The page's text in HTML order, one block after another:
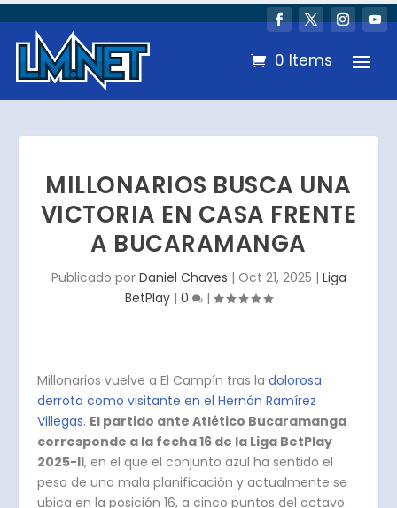
0 Items
MILLONARIOS BUSCA UNA
VICTORIA EN CASA FRENTE
A BUCARAMANGA
Publicado por Daniel Chaves | Oct 21, 2025 | Liga
BetPlay | 0 |
Millonarios vuelve a El Campín tras ladolorosa
derrota como visitante en el Hernán Ramírez
Villegas. El partido ante Atlético Bucaramanga
corresponde a la fecha 16 de la Liga BetPlay
2025-II, en el que el conjunto azul ha sentido el
peso de una mala planificación y actualmente se
ubica en la posición 16, a cinco puntos del octavo.